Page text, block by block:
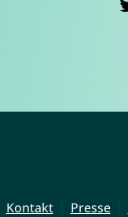
Kontakt Presse